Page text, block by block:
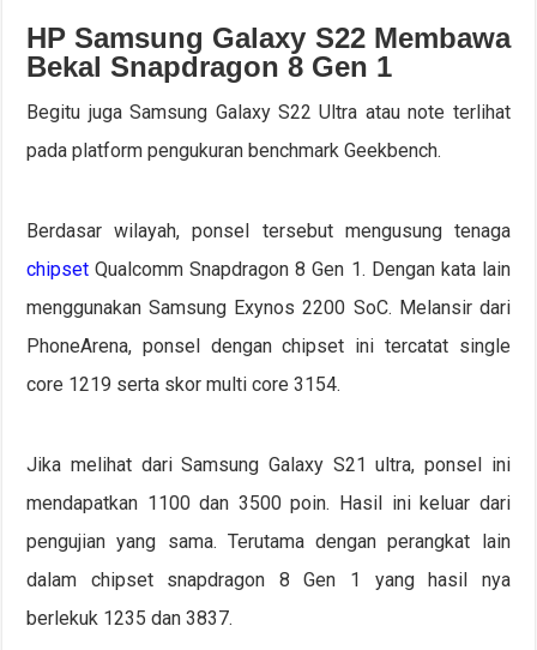
HP Samsung Galaxy S22 Membawa
Bekal Snapdragon 8 Gen 1
Begitu juga Samsung Galaxy S22 Ultra atau note terlihat
pada platform pengukuran benchmark Geekbench.
Berdasar wilayah, ponsel tersebut mengusung tenaga
chipset Qualcomm Snapdragon 8 Gen 1. Dengan kata lain
menggunakan Samsung Exynos 2200 SoC. Melansir dari
PhoneArena, ponsel dengan chipset ini tercatat single
core 1219 serta skor multi core 3154.
Jika melihat dari Samsung Galaxy S21 ultra, ponsel ini
mendapatkan 1100 dan 3500 poin. Hasil ini keluar dari
pengujian yang sama. Terutama dengan perangkat lain
dalam chipset snapdragon 8 Gen 1 yang hasil nya
berlekuk 1235 dan 3837.